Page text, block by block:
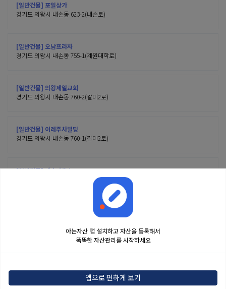
[일반건물] 포일상가
경기도 의왕시 내손동 623-2(내손로)
[일반건물] 오남프라자
경기도 의왕시 내손동 755-1(계원대학로)
[일반건물] 의왕제일교회
경기도 의왕시 내손동 760-2(갈미2로)
[일반건물] 이레주차빌딩
경기도 의왕시 내손동 760-1(갈미2로)
[일반건물] 내손파출소
경기도 의왕시 내손동 759(갈미로)
아는자산 앱 설치하고 자산을 등록해서
똑똑한 자산관리를 시작하세요
앱으로 편하게 보기
수 있습니다. 본 정보는 일반적인 시장 정보 제공을 위한 것이며 투자 권유 또는 자문에
해당하지 않습니다. 해당 정보로 인한 투자 결과에 법적인 책임을 지지 않으며, 투자
결정 및 책임은 전적으로 이용자에게 있습니다.